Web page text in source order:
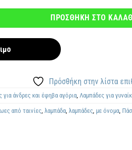
ΠΡΟΣΘΗΚΗ ΣΤΟ ΚΑΛΑΘΙ
Πρόσθήκη στην λίστα
για άνδρες και έφηβα αγόρια Λαμπάδες για
από ταινίες λαμπάδα λαμπάδες με όνομα